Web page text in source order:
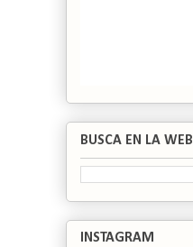
BUSCA EN LA WEB
INSTAGRAM